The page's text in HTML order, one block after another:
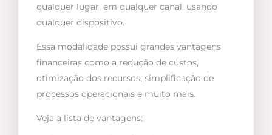
qualquer lugar, em qualquer canal, usando
qualquer dispositivo.
Essa modalidade possui grandes vantagens
financeiras como a redução de custos,
otimização dos recursos, simplificação de
processos operacionais e muito mais.
Veja a lista de vantagens: